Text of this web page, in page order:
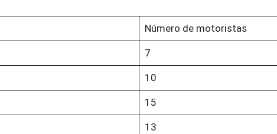
Número de motoristas
7
10
15
13